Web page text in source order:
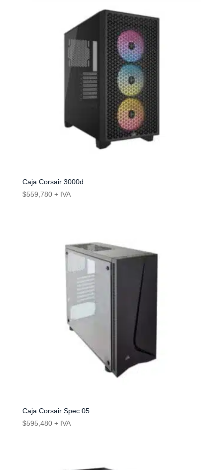
Caja Corsair 3000d
$559,780 + IVA
Caja Corsair Spec 05
$595,480 + IVA